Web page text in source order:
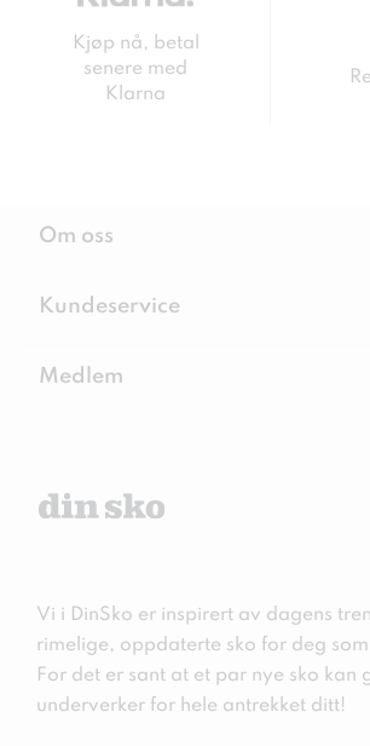
Kjøp nå, betal
senere med
Klarna
Om oss
Kundeservice
Medlem
Vi i DinSko er inspirert av dagens
rimelige, oppdaterte sko for deg
For det er sant at et par nye sko kan
underverker for hele antrekket ditt!